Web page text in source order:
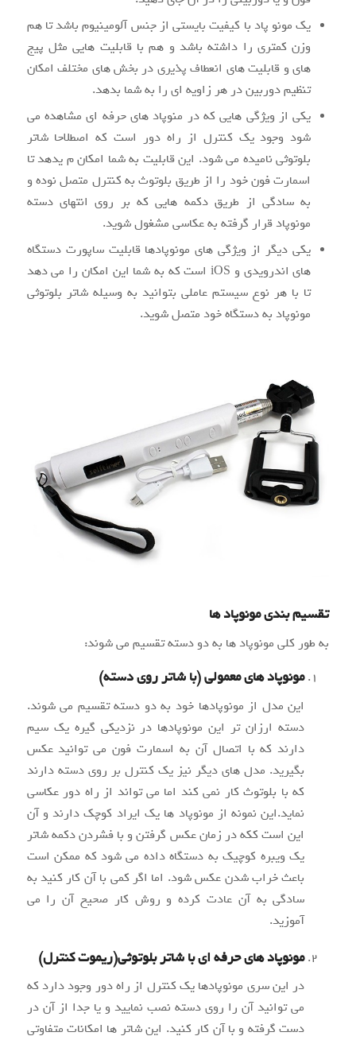
یک مونو پاد با کیفیت بایستی از جنس آلومینیوم باشد تا هم
وزن کمتری را داشته باشد و هم با قابلیت هایی مثل پیج
های و قابلیت های انعطاف پذیری در بخش های مختلف امکان
تنظیم دوربین در هر زاویه ای را به شما بدهد.
یکی از ویژگی هایی که در منوپاد های حرفه ای مشاهده می
شود وجود یک کنترل از راه دور است که اصطلاحا شاتر
بلوتوثی نامیده می شود. این قابلیت به شما امکان م یدهد تا
اسمارت فون خود را از طریق بلوتوث به کنترل متصل نوده و
به سادگی از طریق دکمه هایی که بر روی انتهای دسته
مونوپاد قرار گرفته به عکاسی مشغول شوید.
یکی دیگر از ویژگی های مونوپادها قابلیت ساپورت دستگاه
های اندرویدی و iOS است که به شما این امکان را می دهد
تا با هر نوع سیستم عاملی بتوانید به وسیله شاتر بلوتوثی
مونوپاد به دستگاه خود متصل شوید.
تقسیم بندی مونوپاد ها
به طور کلی مونوپاد ها به دو دسته تقسیم می شوند:
مونوپاد های معمولی (با شاتر روی دسته)
این مدل از مونوپادها خود به دو دسته تقسیم می شوند.
دسته ارزان تر این مونوپادها در نزدیکی گیره یک سیم
دارند که با اتصال آن به اسمارت فون می توانید عکس
بگیرید. مدل های دیگر نیز یک کنترل بر روی دسته دارند
که با بلوتوث کار نمی کند اما می تواند از راه دور عکاسی
نماید.این نمونه از مونوپاد ها یک ایراد کوچک دارند و آن
این است ککه در زمان عکس گرفتن و با فشردن دکمه شاتر
یک ویبره کوچیک به دستگاه داده می شود که ممکن است
باعث خراب شدن عکس شود. اما اگر کمی با آن کار کنید به
سادگی به آن عادت کرده و روش کار صحیح آن را می
آموزید.
مونوپاد های حرفه ای با شاتر بلوتوثی(ریموت کنترل)
در این سری مونوپادها یک کنترل از راه دور وجود دارد که
می توانید آن را روی دسته نصب نمایید و یا جدا از آن در
دست گرفته و با آن کار کنید. این شاتر ها امکانات متفاوتی